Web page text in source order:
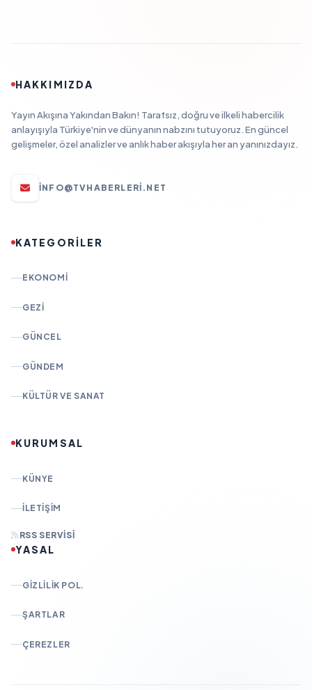
HAKKIMIZDA
Yayın Akışına Yakından Bakın! Tarafsız, doğru ve ilkeli habercilik
anlayışıyla Türkiye'nin ve dünyanın nabzını tutuyoruz. En güncel
gelişmeler, özel analizler ve anlık haber akışıyla her an yanınızdayız.
INFO@TVHABERLERI.NET
KATEGORİLER
EKONOMI
GEZI
GÜNCEL
GÜNDEM
KÜLTÜR VE SANAT
KURUMSAL
KÜNYE
İLETIŞIM
RSS SERVISI
YASAL
GIZLILIK POL.
ŞARTLAR
ÇEREZLER